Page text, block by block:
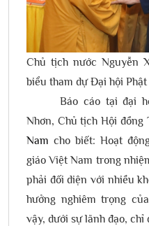
Chủ tịch nước Nguyễn
biểu tham dự Đại hội
Báo cáo tại đại
Nhơn, Chủ tịch Hội đồng
Nam cho biết: Hoạt
giáo Việt Nam trong
phải đối diện với nhiều
hưởng nghiêm trọng
vậy, dưới sự lãnh đạo,